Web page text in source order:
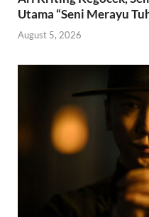
Utama “Seni Merayu
August 5, 2026